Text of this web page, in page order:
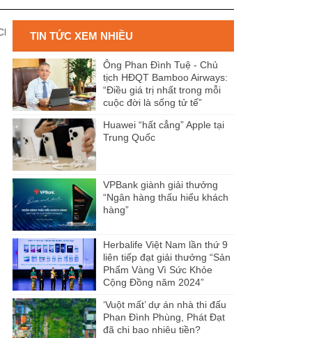
Tôi Được Yêu Em”
TIN TỨC XEM NHIỀU
Ông Phan Đình Tuệ - Chủ
tịch HĐQT Bamboo Airways:
“Điều giá trị nhất trong mỗi
cuộc đời là sống tử tế”
Huawei “hất cẳng” Apple tại
Trung Quốc
VPBank giành giải thưởng
“Ngân hàng thấu hiểu khách
hàng”
Herbalife Việt Nam lần thứ 9
liên tiếp đạt giải thưởng “Sản
Phẩm Vàng Vì Sức Khỏe
Cộng Đồng năm 2024”
‘Vuột mất’ dự án nhà thi đấu
Phan Đình Phùng, Phát Đạt
đã chi bao nhiêu tiền?